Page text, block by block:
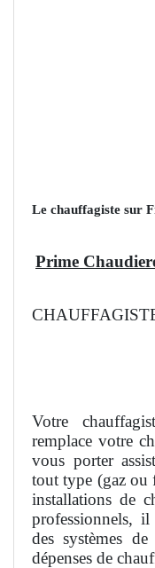
Le chauffagiste sur
Prime
Votre
remplace votre
vous porter
tout type (gaz ou
installations de
professionnels, il
des systèmes
dépenses de